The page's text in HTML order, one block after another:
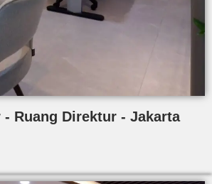
Ruang Direktur - Jakarta